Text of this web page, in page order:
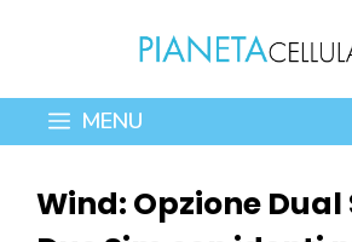
contenuto
MENU
Wind: Opzione Dual